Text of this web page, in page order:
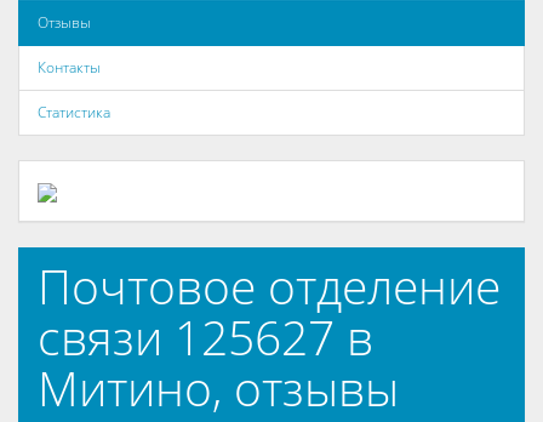
Отзывы
Контакты
Статистика
Почтовое отделение
связи 125627 в
Митино, отзывы